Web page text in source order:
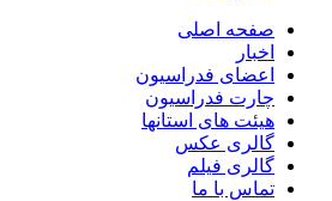
صفحه اصلی
اخبار
اعضای فدراسیون
چارت فدراسیون
هیئت های استانها
گالری عکس
گالری فیلم
تماس با ما